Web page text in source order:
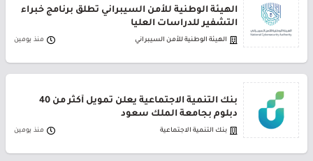
الهيئة الوطنية للأمن السيبراني تطلق برنامج خبراء
التشفير للدراسات العليا
الهيئة الوطنية للأمن السيبراني منذ يومين
بنك التنمية الاجتماعية يعلن تمويل أكثر من 40
دبلوم بجامعة الملك سعود
بنك التنمية الاجتماعية منذ يومين